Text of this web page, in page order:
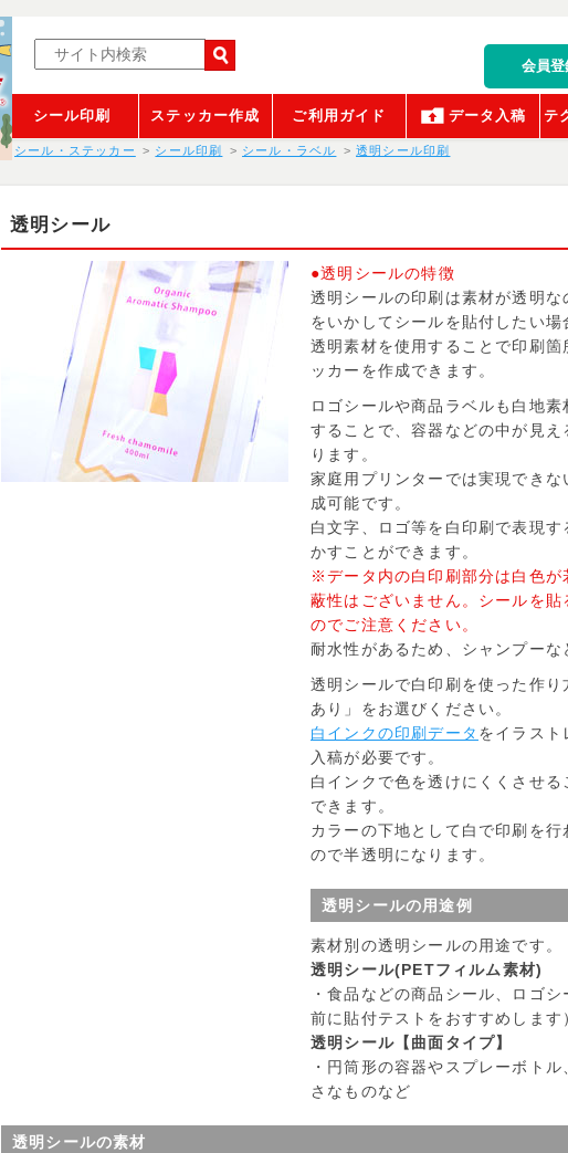
会員登
シール印刷 ステッカー作成 ご利用ガイド データ入稿 テ
シール・ステッカー シール印刷 シール・ラベル 透明シール印刷
透明シール
●透明シールの特徴
透明シールの印刷は素材が透明
をいかしてシールを貼付したい場
透明素材を使用することで印刷
ッカーを作成できます。
ロゴシールや商品ラベルも白地
することで、容器などの中が見
ります。
家庭用プリンターでは実現でき
成可能です。
白文字、ロゴ等を白印刷で表現
かすことができます。
※データ内の白印刷部分は白色が
蔽性はございません。シールを
のでご注意ください。
耐水性があるため、シャンプーな
透明シールで白印刷を使った作
あり」をお選びください。
白インクの印刷データ をイラスト
入稿が必要です。
白インクで色を透けにくくさせ
できます。
カラーの下地として白で印刷を
ので半透明になります。
透明シールの用途例
素材別の透明シールの用途です。
透明シール(PETフィルム素材)
・食品などの商品シール、ロゴ
前に貼付テストをおすすめします
透明シール【曲面タイプ】
・円筒形の容器やスプレーボト
さなものなど
透明シールの素材